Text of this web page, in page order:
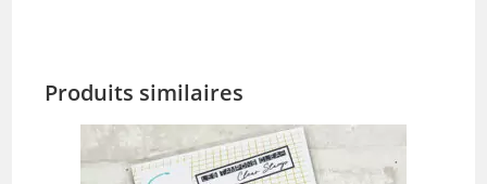
Produits similaires